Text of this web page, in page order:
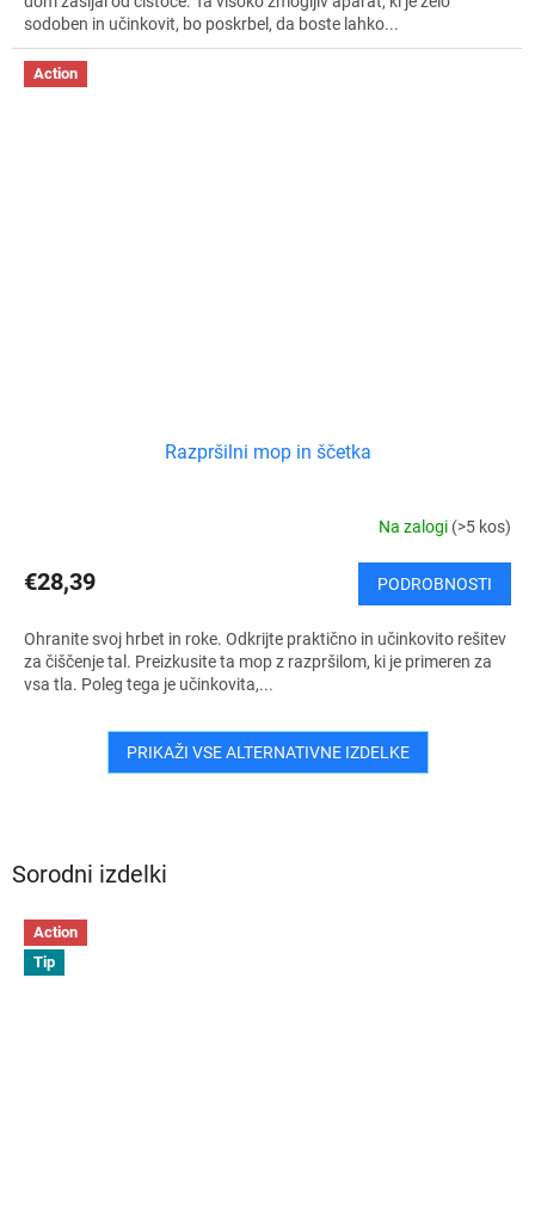
Sorodni izdelki
Action
Tip
sodoben in učinkovit, bo poskrbel, da boste lahko...
Action
Razpršilni mop in ščetka
Na zalogi (>5 kos)
€28,39 PODROBNOSTI
Ohranite svoj hrbet in roke. Odkrijte praktično in učinkovito rešitev
za čiščenje tal. Preizkusite ta mop z razpršilom, ki je primeren za
vsa tla. Poleg tega je učinkovita,...
PRIKAŽI VSE ALTERNATIVNE IZDELKE